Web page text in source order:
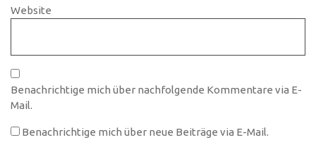
Website
Benachrichtige mich über nachfolgende Kommentare via E-
Mail.
Benachrichtige mich über neue Beiträge via E-Mail.